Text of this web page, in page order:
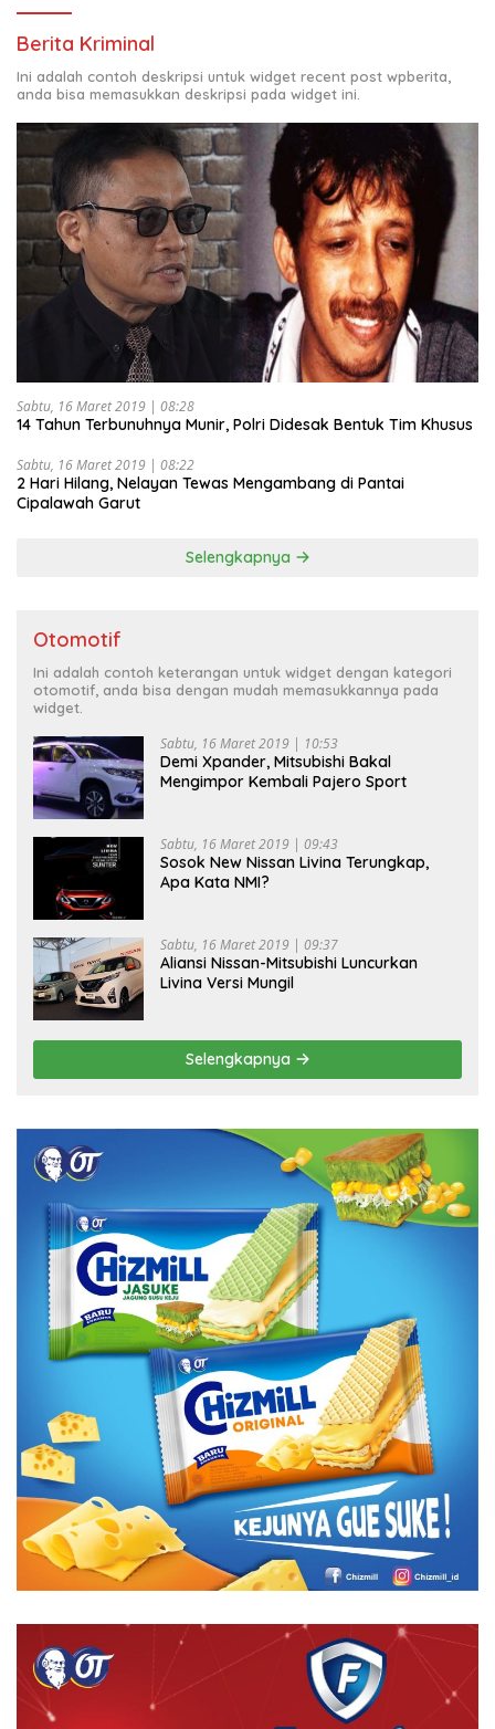
Berita Kriminal
Ini adalah contoh deskripsi untuk widget recent post wpberita,
anda bisa memasukkan deskripsi pada widget ini.
Sabtu, 16 Maret 2019 | 08:28
14 Tahun Terbunuhnya Munir, Polri Didesak Bentuk Tim Khusus
Sabtu, 16 Maret 2019 | 08:22
2 Hari Hilang, Nelayan Tewas Mengambang di Pantai
Cipalawah Garut
Selengkapnya
Otomotif
Ini adalah contoh keterangan untuk widget dengan kategori
otomotif, anda bisa dengan mudah memasukkannya pada
widget.
Sabtu, 16 Maret 2019 | 10:53
Demi Xpander, Mitsubishi Bakal
Mengimpor Kembali Pajero Sport
Sabtu, 16 Maret 2019 | 09:43
Sosok New Nissan Livina Terungkap,
Apa Kata NMI?
Sabtu, 16 Maret 2019 | 09:37
Aliansi Nissan-Mitsubishi Luncurkan
Livina Versi Mungil
Selengkapnya